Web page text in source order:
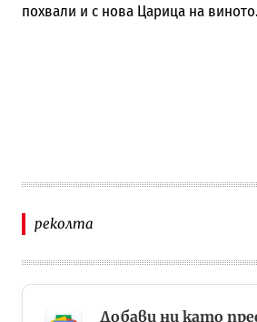
похвали и с нова Царица на виното.
реколта
Добави ни като